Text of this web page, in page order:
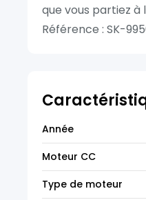
que vous partiez
Référence : SK-
Année
Moteur CC
Type de moteur